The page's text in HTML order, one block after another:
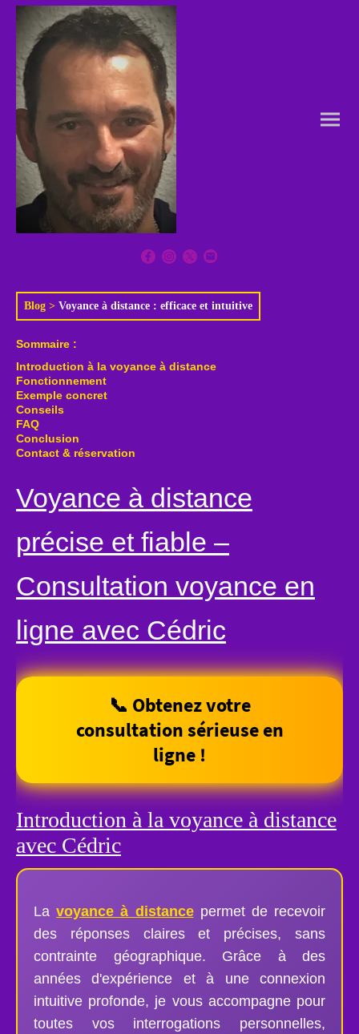
Blog > Voyance à distance : efficace et intuitive
Sommaire :
Introduction à la voyance à distance
Fonctionnement
Exemple concret
Conseils
FAQ
Conclusion
Contact & réservation
Voyance à distance
précise et fiable –
Consultation voyance en
ligne avec Cédric
📞 Obtenez votre
consultation sérieuse en
ligne !
Introduction à la voyance à distance
avec Cédric
Lavoyance à distancepermet de recevoir
des réponses claires et précises, sans
contrainte géographique. Grâce à des
années d'expérience et à une connexion
intuitive profonde, je vous accompagne pour
toutes vos interrogations personnelles,